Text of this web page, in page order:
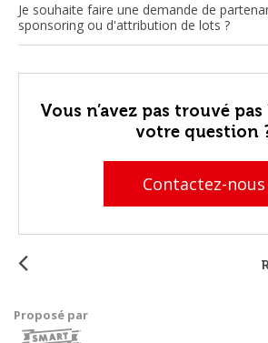
Je souhaite faire une demande de
sponsoring ou d'attribution de lots ?
Vous n’avez pas trouvé
votre question
Contactez-nous
Proposé par